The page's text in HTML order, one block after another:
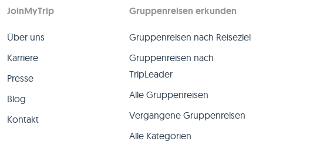
JoinMyTrip
Über uns
Karriere
Presse
Blog
Kontakt
Gruppenreisen erkunden
Gruppenreisen nach Reiseziel
Gruppenreisen nach
TripLeader
Alle Gruppenreisen
Vergangene Gruppenreisen
Alle Kategorien